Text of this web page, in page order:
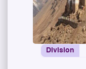
Division